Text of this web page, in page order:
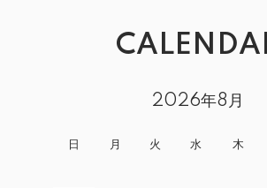
2026年8月
日 月 火 水 木